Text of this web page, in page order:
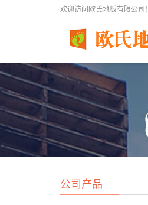
欢迎访问欧氏地板有限公司！
公司产品